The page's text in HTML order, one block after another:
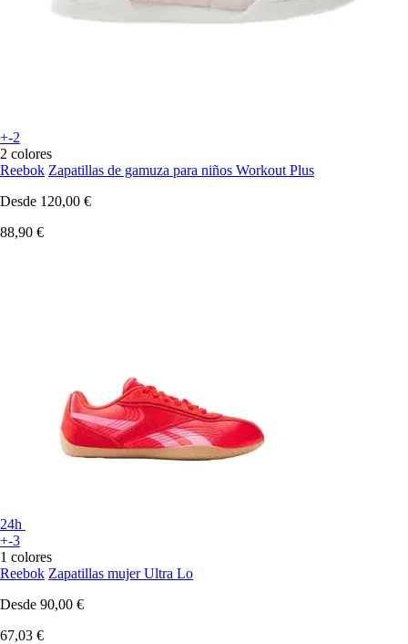
+-2
2 colores
Reebok Zapatillas de gamuza para niños Workout Plus
Desde 120,00 €
88,90 €
24h
+-3
1 colores
Reebok Zapatillas mujer Ultra Lo
Desde 90,00 €
67,03 €